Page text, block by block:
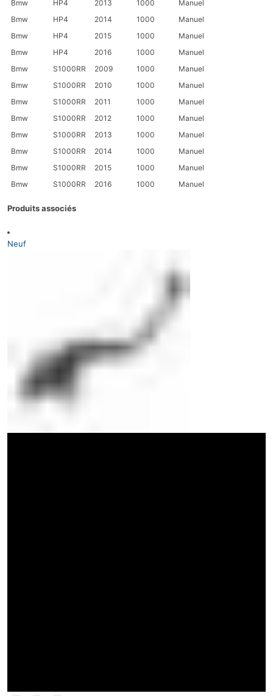
Bmw
HP4 2013 1000
Manuel
Bmw
HP4 2014 1000
Manuel
Bmw
HP4 2015 1000
Manuel
Bmw
HP4 2016 1000
Manuel
Bmw
S1000RR 2009 1000
Manuel
Bmw
S1000RR 2010 1000
Manuel
Bmw
S1000RR 2011 1000
Manuel
Bmw
S1000RR 2012 1000
Manuel
Bmw
S1000RR 2013 1000
Manuel
Bmw
S1000RR 2014 1000
Manuel
Bmw
S1000RR 2015 1000
Manuel
Bmw
S1000RR 2016 1000 Manuel
Produits associés
Neuf